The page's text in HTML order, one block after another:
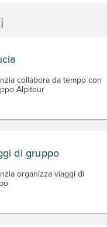
collabora da tempo con
Alpitour
di gruppo
organizza viaggi di